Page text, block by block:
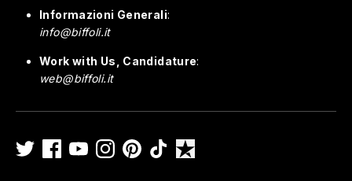
Informazioni Generali:
info@biffoli.it
Work with Us, Candidature:
web@biffoli.it